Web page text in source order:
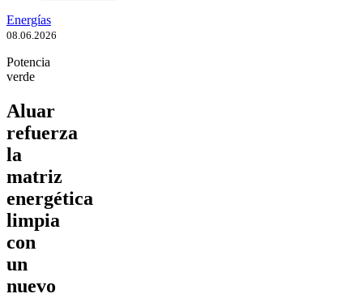
Energías
08.06.2026
Potencia
verde
Aluar
refuerza
la
matriz
energética
limpia
con
un
nuevo